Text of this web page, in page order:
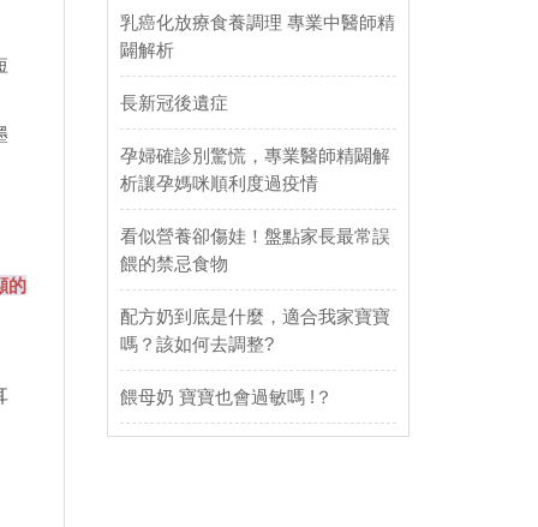
的
乳癌化放療食養調理 專業中醫師精
闢解析
長新冠後遺症
孕婦確診別驚慌，專業醫師精闢解
析讓孕媽咪順利度過疫情
看似營養卻傷娃！盤點家長最常誤
餵的禁忌食物
配方奶到底是什麼，適合我家寶寶
嗎？該如何去調整?
餵母奶 寶寶也會過敏嗎 !？